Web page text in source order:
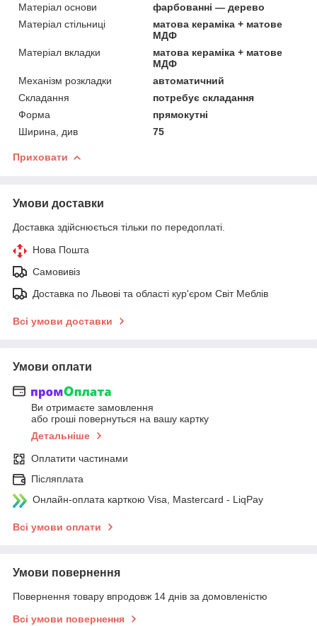
Матеріал основи
фарбованні — дерево
Матеріал стільниці
матова кераміка + матове
МДФ
Матеріал вкладки
матова кераміка + матове
МДФ
Механізм розкладки
автоматичний
Складання
потребує складання
Форма
прямокутні
Ширина, див
75
Приховати
Умови доставки
Доставка здійснюється тільки по передоплаті.
Нова Пошта
Самовивіз
Доставка по Львові та області кур'єром Світ Меблів
Всі умови доставки
Умови оплати
Ви отримаєте замовлення
або гроші повернуться на вашу картку
Детальніше
Оплатити частинами
Післяплата
Онлайн-оплата карткою Visa, Mastercard - LiqPay
Всі умови оплати
Умови повернення
Повернення товару впродовж 14 днів за домовленістю
Всі умови повернення